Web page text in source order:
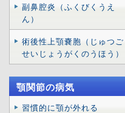
副鼻腔炎（ふくびくうえ
ん）
術後性上顎嚢胞（じゅつご
せいじょうがくのうほう）
顎関節の病気
習慣的に顎が外れる